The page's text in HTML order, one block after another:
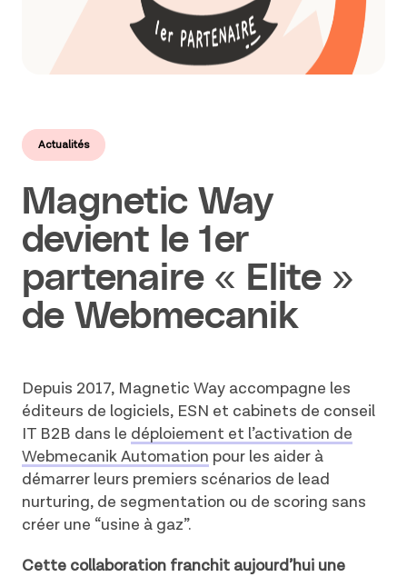
Actualités
Magnetic Way
devient le 1er
partenaire « Elite »
de Webmecanik
Depuis 2017, Magnetic Way accompagne les
éditeurs de logiciels, ESN et cabinets de conseil
IT B2B dans le déploiement et l’activation de
Webmecanik Automation pour les aider à
démarrer leurs premiers scénarios de lead
nurturing, de segmentation ou de scoring sans
créer une “usine à gaz”.
Cette collaboration franchit aujourd’hui une